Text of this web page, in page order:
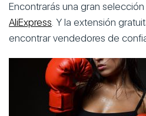
Encontrarás una gran
AliExpress. Y la extensión
encontrar vendedores de